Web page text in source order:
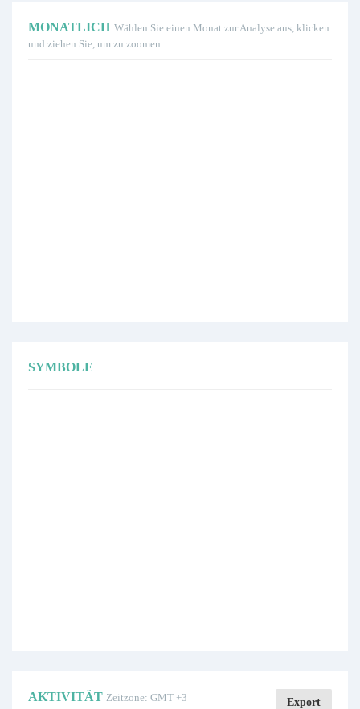
MONATLICH Wählen Sie einen Monat zur Analyse aus, klicken
und ziehen Sie, um zu zoomen
SYMBOLE
AKTIVITÄT Zeitzone: GMT +3 Export